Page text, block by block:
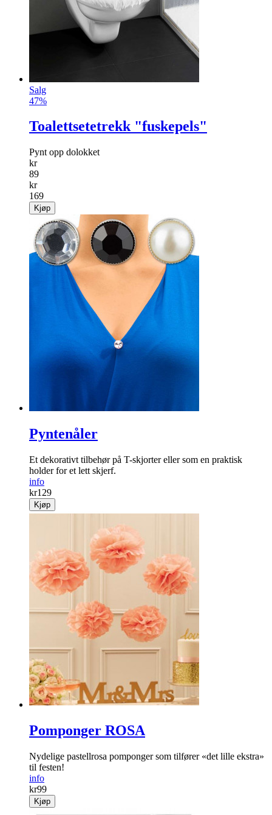
Salg
47%
Toalettsetetrekk "fuskepels"
Pynt opp dolokket
kr
89
kr
169
Kjøp
Pyntenåler
Et dekorativt tilbehør på T-skjorter eller som en praktisk
holder for et lett skjerf.
info
kr129
Kjøp
Pomponger ROSA
Nydelige pastellrosa pomponger som tilfører «det lille ekstra»
til festen!
info
kr99
Kjøp